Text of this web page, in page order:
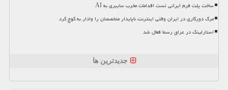
ساخت پلت فرم ایرانی تست اقدامات مخرب سایبری به AI
مرگ دورکاری در ایران وقتی اینترنت ناپایدار متخصصان را وادار به کوچ کرد
استارلینک در عراق رسما فعال شد
جدیدترین ها